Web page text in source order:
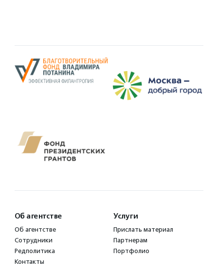
Об агентстве
Об агентстве
Сотрудники
Редполитика
Контакты
Услуги
Прислать материал
Партнерам
Портфолио